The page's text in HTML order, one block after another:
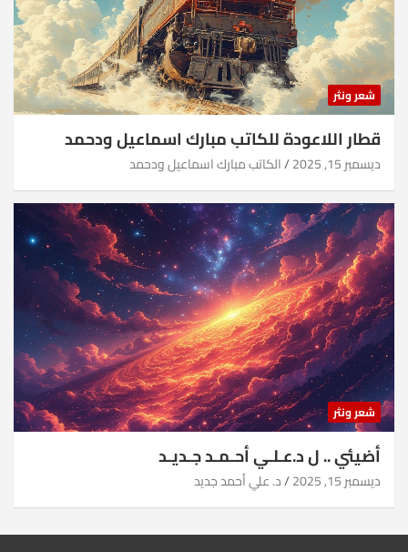
شعر ونثر
قطار اللاعودة للكاتب مبارك اسماعيل ودحمد
ديسمبر 15, 2025 الكاتب مبارك اسماعيل ودحمد
شعر ونثر
أضيئي .. ل د.عـلـي أحـمـد جـديـد
ديسمبر 15, 2025 د. علي أحمد جديد